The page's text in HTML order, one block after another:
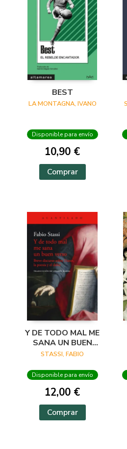
BEST
LA MONTAGNA, IVANO
Disponible para envío
10,90 €
Comprar
Y DE TODO MAL ME
SANA UN BUEN
VERSO
STASSI, FABIO
Disponible para envío
12,00 €
Comprar